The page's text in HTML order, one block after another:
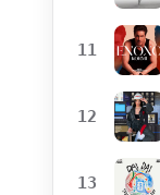
11
12
13